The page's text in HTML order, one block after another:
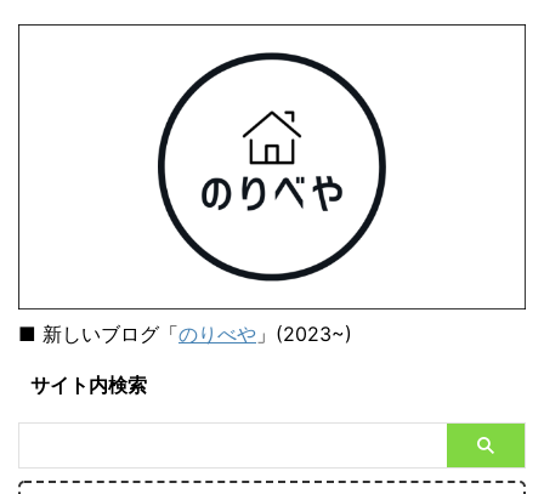
■ 新しいブログ「のりべや 」(2023~)
サイト内検索